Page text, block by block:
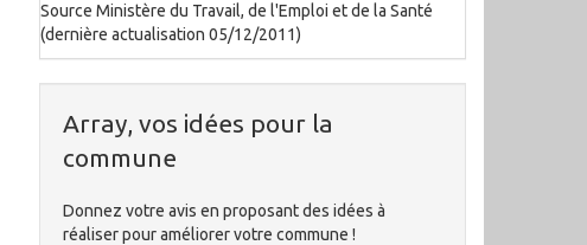
Source Ministère du Travail, de l'Emploi et de la Santé
(dernière actualisation 05/12/2011)
Array, vos idées pour la
commune
Donnez votre avis en proposant des idées à
réaliser pour améliorer votre commune !